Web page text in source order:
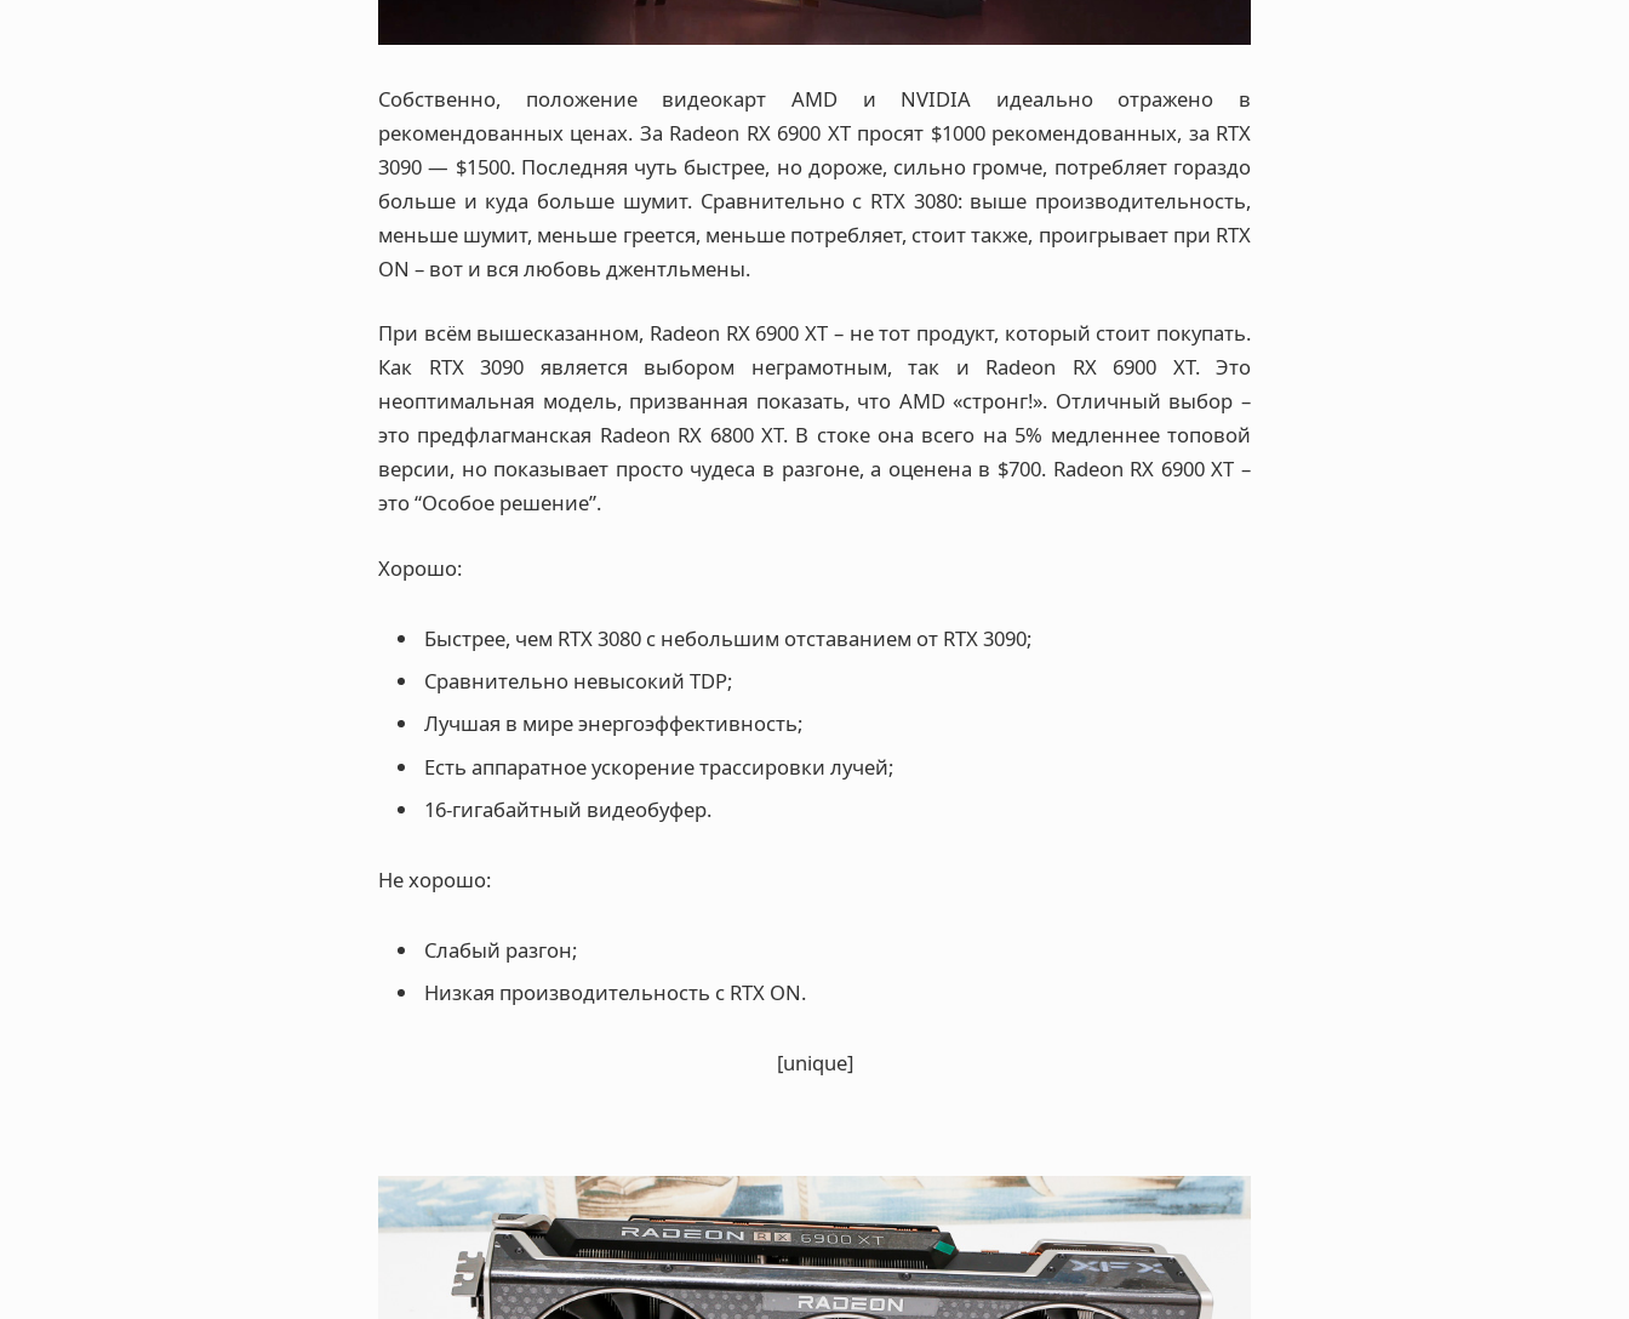
Собственно, положение видеокарт AMD и NVIDIA идеально отражено в
рекомендованных ценах. За Radeon RX 6900 XT просят $1000 рекомендованных, за RTX
3090 — $1500. Последняя чуть быстрее, но дороже, сильно громче, потребляет гораздо
больше и куда больше шумит. Сравнительно с RTX 3080: выше производительность,
меньше шумит, меньше греется, меньше потребляет, стоит также, проигрывает при RTX
ON – вот и вся любовь джентльмены.
При всём вышесказанном, Radeon RX 6900 XT – не тот продукт, который стоит покупать.
Как RTX 3090 является выбором неграмотным, так и Radeon RX 6900 XT. Это
неоптимальная модель, призванная показать, что AMD «стронг!». Отличный выбор –
это предфлагманская Radeon RX 6800 XT. В стоке она всего на 5% медленнее топовой
версии, но показывает просто чудеса в разгоне, а оценена в $700. Radeon RX 6900 XT –
это “Особое решение”.
Хорошо:
Быстрее, чем RTX 3080 с небольшим отставанием от RTX 3090;
Сравнительно невысокий TDP;
Лучшая в мире энергоэффективность;
Есть аппаратное ускорение трассировки лучей;
16-гигабайтный видеобуфер.
Не хорошо:
Слабый разгон;
Низкая производительность с RTX ON.
[unique]